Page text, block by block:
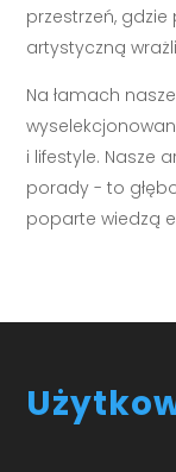
przestrzeń,
artystyczną
Na łamach
i lifestyle. Nasze
porady - to
poparte wiedzą